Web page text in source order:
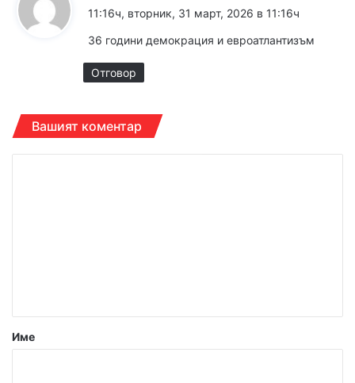
а
11:16ч, вторник, 31 март, 2026 в 11:16ч
36 години демокрация и евроатлантизъм
Отговор
Вашият коментар
р
Име